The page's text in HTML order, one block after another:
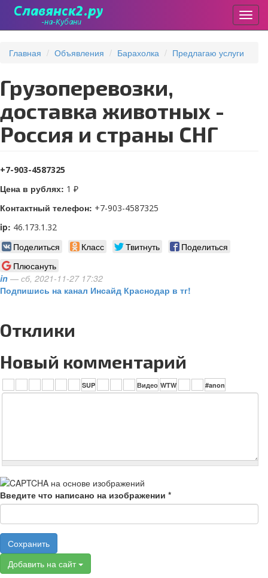
основному
Главная Объявления Барахолка Предлагаю услуги
Грузоперевозки,
доставка животных -
Россия и страны СНГ
+7-903-4587325
Цена в рублях: 1 ₽
Контактный телефон: +7-903-4587325
ip: 46.173.1.32
Поделиться Класс Твитнуть
Поделиться
Плюсануть
in — сб, 2021-11-27 17:32
Подпишись на канал Инсайд Краснодар в тг!
Отклики
Новый комментарий
Введите что написано на изображении *
Сохранить
Добавить на сайт